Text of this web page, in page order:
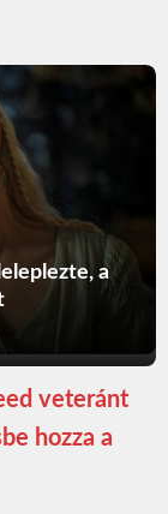
a
veteránt
hozza a